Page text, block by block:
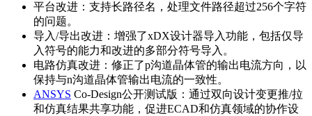
平台改进：支持长路径名，处理文件路径超过256个字符
的问题。
导入/导出改进：增强了xDX设计器导入功能，包括仅导
入符号的能力和改进的多部分符号导入。
电路仿真改进：修正了p沟道晶体管的输出电流方向，以
保持与n沟道晶体管输出电流的一致性。
ANSYS Co-Design公开测试版：通过双向设计变更推/拉
和仿真结果共享功能，促进ECAD和仿真领域的协作设